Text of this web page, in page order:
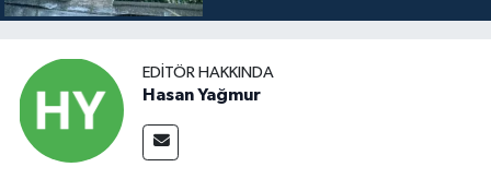
EDITÖR HAKKINDA
Hasan Yağmur